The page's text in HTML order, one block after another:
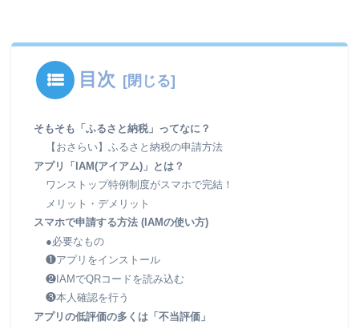
目次
そもそも「ふるさと納税」ってなに？
【おさらい】ふるさと納税の申請方法
アプリ「IAM(アイアム)」とは？
ワンストップ特例制度がスマホで完結！
メリット・デメリット
スマホで申請する方法 (IAMの使い方)
●必要なもの
❶アプリをインストール
❷IAMでQRコードを読み込む
❸本人確認を行う
アプリの低評価の多くは「不当評価」